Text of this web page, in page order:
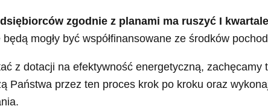
zgodnie z planami ma ruszyć I
mogły być współfinansowane ze środków
z dotacji na efektywność energetyczną, zachęcamy
Państwa przez ten proces krok po kroku oraz